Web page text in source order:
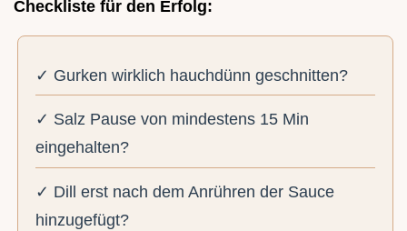
Checkliste für den Erfolg:
✓ Gurken wirklich hauchdünn geschnitten?
✓ Salz Pause von mindestens 15 Min
eingehalten?
✓ Dill erst nach dem Anrühren der Sauce
hinzugefügt?